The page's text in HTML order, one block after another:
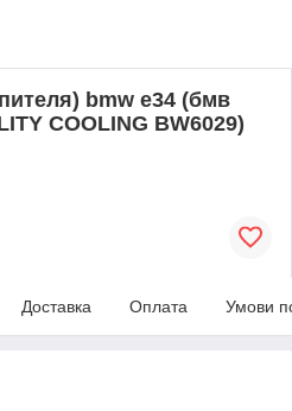
bmw e34 (бмв
COOLING BW6029)
Доставка Оплата Умови